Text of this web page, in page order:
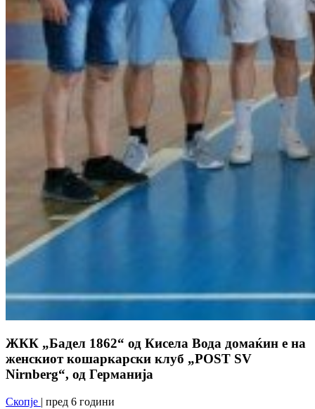
ЖКК „Бадел 1862“ од Кисела Вода домаќин е на
женскиот кошаркарски клуб „POST SV
Nirnberg“, од Германија
Скопје | пред 6 години